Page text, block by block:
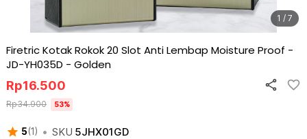
1 / 7
Firetric Kotak Rokok 20 Slot Anti Lembap Moisture Proof -
JD-YH035D - Golden
5(1 ) • SKU 5JHX01GD
Rp16.500
Rp34.900 53%